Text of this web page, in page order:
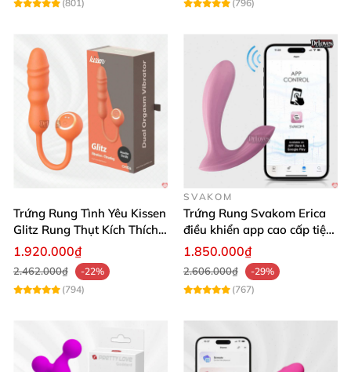
(801)
(796)
Trứng Rung Tình Yêu Kissen
Glitz Rung Thụt Kích Thích
Mua Ngay
1.920.000₫
2.462.000₫
-22%
(794)
SVAKOM
Trứng Rung Svakom Erica
điều khiển app cao cấp tiện
lợi
1.850.000₫
2.606.000₫
-29%
(767)